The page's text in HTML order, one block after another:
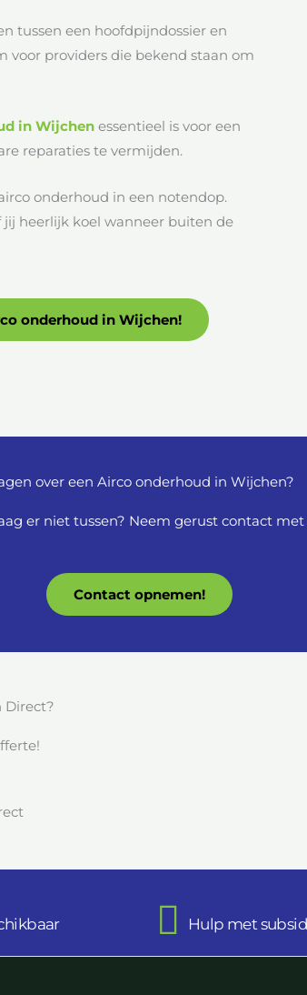
tussen een hoofdpijndossier en
voor providers die bekend staan om
in Wijchen essentieel is voor een
reparaties te vermijden.
onderhoud in een notendop.
heerlijk koel wanneer buiten de
onderhoud in Wijchen!
over een Airco onderhoud in Wijchen?
er niet tussen? Neem gerust contact met
Contact opnemen!
Direct?
Hulp met